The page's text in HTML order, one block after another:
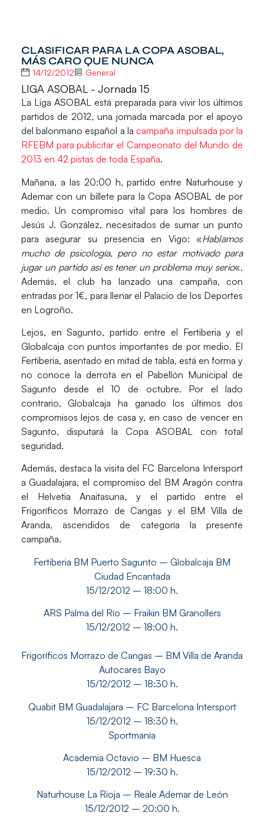
CLASIFICAR PARA LA COPA ASOBAL,
MÁS CARO QUE NUNCA
14/12/2012 General
LIGA ASOBAL - Jornada 15
La Liga ASOBAL está preparada para vivir los últimos
partidos de 2012, una jornada marcada por el apoyo
del balonmano español a lacampaña impulsada por la
RFEBM para publicitar el Campeonato del Mundo de
2013 en 42 pistas de toda España.
Mañana, a las 20:00 h, partido entre Naturhousey
Ademarcon un billete para la Copa ASOBAL de por
medio. Un compromiso vital para los hombres de
Jesús J. González, necesitados de sumar un punto
para asegurar su presencia en Vigo: «Hablamos
mucho de psicología, pero no estar motivado para
jugar un partido así es tener un problema muy serio«.
Además, el club ha lanzado una campaña, con
entradas por 1€, para llenar el Palacio de los Deportes
en Logroño.
Lejos, en Sagunto, partido entre el Fertiberiay el
Globalcaja con puntos importantes de por medio. El
Fertiberia, asentado en mitad de tabla, está en forma y
no conoce la derrota en el Pabellón Municipal de
Sagunto desde el 10 de octubre. Por el lado
contrario, Globalcaja ha ganado los últimos dos
compromisos lejos de casa y, en caso de vencer en
Sagunto, disputará la Copa ASOBAL con total
seguridad.
Además, destaca la visita del FC Barcelona Intersport
a Guadalajara, el compromiso del BM Aragón contra
el Helvetia Anaitasuna, y el partido entre el
Frigoríficos Morrazo de Cangas y el BM Villa de
Aranda, ascendidos de categoría la presente
campaña.
Fertiberia BM Puerto Sagunto – Globalcaja BM
Ciudad Encantada
15/12/2012 – 18:00 h.
ARS Palma del Río – Fraikin BM Granollers
15/12/2012 – 18:00 h.
Frigoríficos Morrazo de Cangas – BM Villa de Aranda
Autocares Bayo
15/12/2012 – 18:30 h.
Quabit BM Guadalajara – FC Barcelona Intersport
15/12/2012 – 18:30 h.
Sportmanía
Academia Octavio – BM Huesca
15/12/2012 – 19:30 h.
Naturhouse La Rioja – Reale Ademar de León
15/12/2012 – 20:00 h.